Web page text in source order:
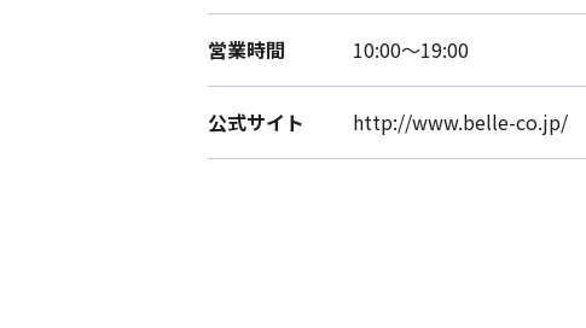
営業時間 10:00～19:00
公式サイト http://www.belle-co.jp/